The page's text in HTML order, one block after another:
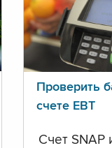
Проверить
счете ЕВТ
Счет SNAP